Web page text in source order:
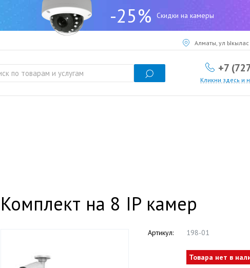
-25% Скидки на камеры
Алматы, ул Ыкылас
+7
Кликни здесь и
Комплект на 8 IP камер
Артикул: 198-01
Товара нет в